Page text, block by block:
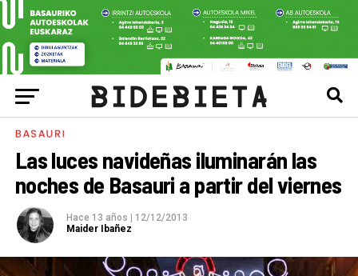
BASAURI
Las luces navideñas iluminarán las
noches de Basauri a partir del viernes
Hace 13 años
12/12/2013
Maider Ibañez